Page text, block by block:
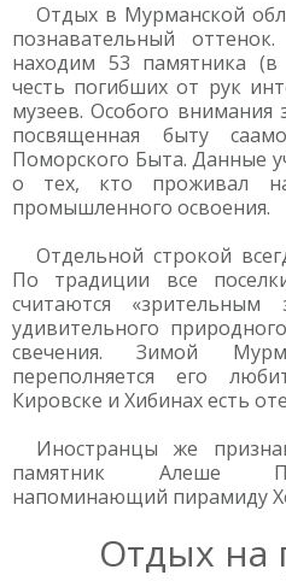
Отдых в Мурманской
познавательный
находим 53 памятника
честь погибших от рук
музеев. Особого внимания
посвященная быту
Поморского Быта. Данные
о тех, кто проживал
промышленного освоения.
Отдельной строкой
По традиции все
считаются
удивительного
свечения. Зимой
переполняется его
Кировске и Хибинах есть
Иностранцы же
памятник Алеше
напоминающий пирамиду
Отдых на